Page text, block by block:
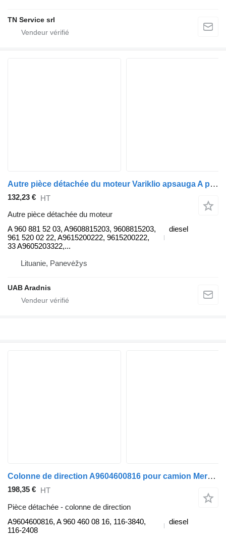
TN Service srl
Autre pièce détachée du moteur Variklio apsauga A pour camion Mercedes-Benz ACTROS MP4 1845 L
132,23 € HT
Autre pièce détachée du moteur
A 960 881 52 03, A9608815203, 9608815203,
961 520 02 22, A9615200222, 9615200222,
33 A9605203322,...
diesel
Lituanie, Panevėžys
UAB Aradnis
Colonne de direction A9604600816 pour camion Mercedes-Benz ACTROS MP4 1845 L
198,35 € HT
Pièce détachée - colonne de direction
A9604600816, A 960 460 08 16, 116-3840,
116-2408
diesel